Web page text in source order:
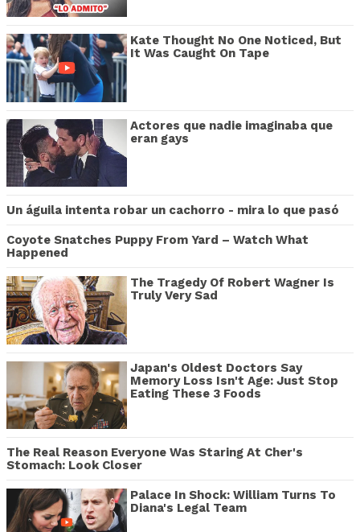
Kate Thought No One Noticed, But
It Was Caught On Tape
Actores que nadie imaginaba que
eran gays
Un águila intenta robar un cachorro - mira lo que pasó
Coyote Snatches Puppy From Yard – Watch What
Happened
The Tragedy Of Robert Wagner Is
Truly Very Sad
Japan's Oldest Doctors Say
Memory Loss Isn't Age: Just Stop
Eating These 3 Foods
The Real Reason Everyone Was Staring At Cher's
Stomach: Look Closer
Palace In Shock: William Turns To
Diana's Legal Team